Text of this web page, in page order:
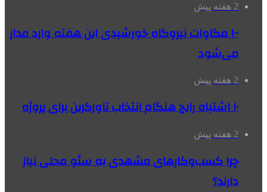
2 هفته پیش
۱۰۰ مگاوات نیروگاه‌ خورشیدی این هفته وارد مدار
می‌شود
2 هفته پیش
۱۰ اشتباه رایج هنگام انتخاب تاورکرین برای پروژه
2 هفته پیش
چرا کسب‌وکارهای مشهدی به سئو محلی نیاز
دارند؟